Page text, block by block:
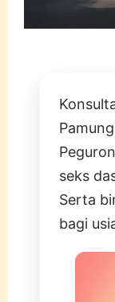
seks
Serta
bagi